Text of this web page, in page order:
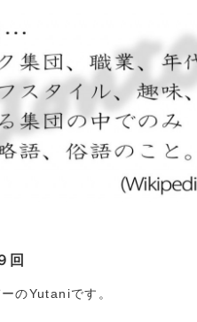
回
のYutaniです。